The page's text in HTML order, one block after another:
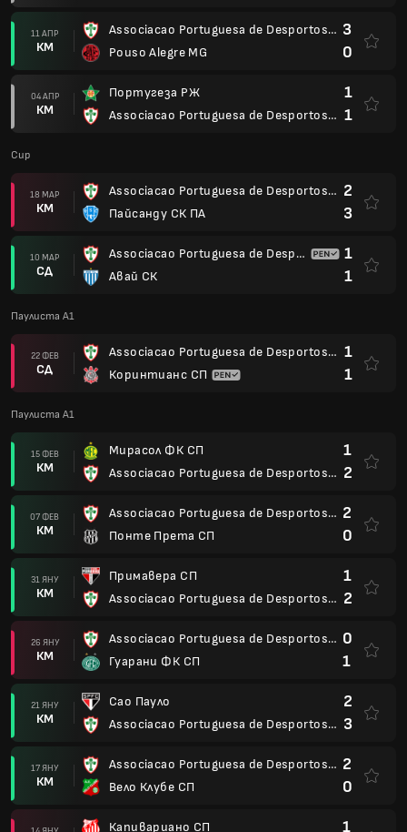
11 АПР
КМ
Associacao Portuguesa de Desportos SP
Pouso Alegre MG
3
0
04 АПР
КМ
Португеза РЖ
Associacao Portuguesa de Desportos SP
1
1
Cup
18 МАР
КМ
Associacao Portuguesa de Desportos SP
Пайсанду СК ПА
2
3
10 МАР
СД
Associacao Portuguesa de Desportos SP
Авай СК
1
1
Паулиста А1
22 ФЕВ
СД
Associacao Portuguesa de Desportos SP
Коринтианс СП
1
1
Паулиста А1
15 ФЕВ
КМ
Мирасол ФК СП
Associacao Portuguesa de Desportos SP
1
2
07 ФЕВ
КМ
Associacao Portuguesa de Desportos SP
Понте Прета СП
2
0
31 ЯНУ
КМ
Примавера СП
Associacao Portuguesa de Desportos SP
1
2
26 ЯНУ
КМ
Associacao Portuguesa de Desportos SP
Гуарани ФК СП
0
1
21 ЯНУ
КМ
Сао Пауло
Associacao Portuguesa de Desportos SP
2
3
17 ЯНУ
КМ
Associacao Portuguesa de Desportos SP
Вело Клубе СП
2
0
Капивариано СП 1